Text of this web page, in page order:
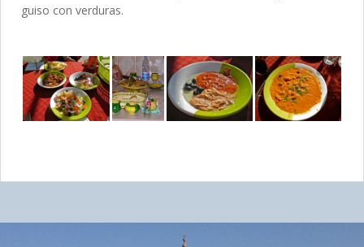
guiso con verduras.